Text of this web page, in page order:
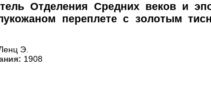
Отделения Средних веков и
переплете с золотым
Э.
1908